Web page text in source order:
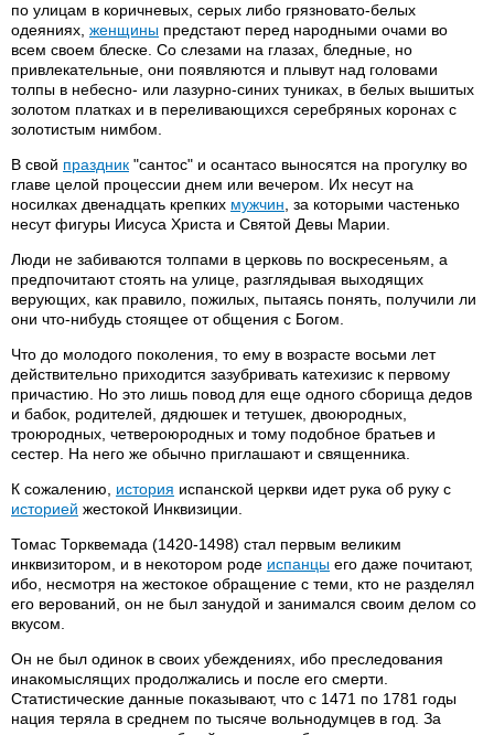
по улицам в коричневых, серых либо грязновато-белых
одеяниях, женщины предстают перед народными очами во
всем своем блеске. Со слезами на глазах, бледные, но
привлекательные, они появляются и плывут над головами
толпы в небесно- или лазурно-синих туниках, в белых вышитых
золотом платках и в переливающихся серебряных коронах с
золотистым нимбом.
В свой праздник "сантос" и осантасо выносятся на прогулку во
главе целой процессии днем или вечером. Их несут на
носилках двенадцать крепких мужчин , за которыми частенько
несут фигуры Иисуса Христа и Святой Девы Марии.
Люди не забиваются толпами в церковь по воскресеньям, а
предпочитают стоять на улице, разглядывая выходящих
верующих, как правило, пожилых, пытаясь понять, получили ли
они что-нибудь стоящее от общения с Богом.
Что до молодого поколения, то ему в возрасте восьми лет
действительно приходится зазубривать катехизис к первому
причастию. Но это лишь повод для еще одного сборища дедов
и бабок, родителей, дядюшек и тетушек, двоюродных,
троюродных, четвероюродных и тому подобное братьев и
сестер. На него же обычно приглашают и священника.
К сожалению, история испанской церкви идет рука об руку с
историей жестокой Инквизиции.
Томас Торквемада (1420-1498) стал первым великим
инквизитором, и в некотором роде испанцы его даже почитают,
ибо, несмотря на жестокое обращение с теми, кто не разделял
его верований, он не был занудой и занимался своим делом со
вкусом.
Он не был одинок в своих убеждениях, ибо преследования
инакомыслящих продолжались и после его смерти.
Статистические данные показывают, что с 1471 по 1781 годы
нация теряла в среднем по тысяче вольнодумцев в год. За